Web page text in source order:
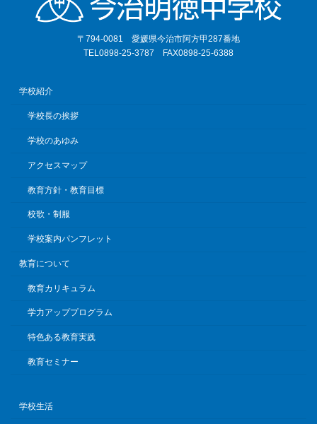
〒794-0081 愛媛県今治市阿方甲287番地
TEL0898-25-3787 FAX0898-25-6388
学校紹介
学校長の挨拶
学校のあゆみ
アクセスマップ
教育方針・教育目標
校歌・制服
学校案内パンフレット
教育について
教育カリキュラム
学力アッププログラム
特色ある教育実践
教育セミナー
学校生活